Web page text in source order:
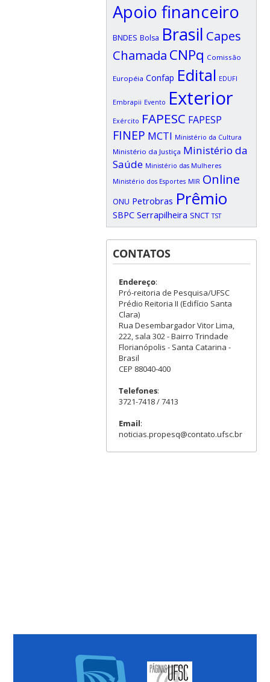
Apoio financeiro
BNDES Bolsa Brasil Capes
Chamada CNPq Comissão
Européia Confap Edital EDUFI
Embrapii Evento Exterior
Exército FAPESC FAPESP
FINEP MCTI Ministério da Cultura
Ministério da Justiça Ministério da
Saúde Ministério das Mulheres
Ministério dos Esportes MIR Online
ONU Petrobras Prêmio
SBPC Serrapilheira SNCT TST
CONTATOS
Endereço:
Pró-reitoria de Pesquisa/UFSC
Prédio Reitoria II (Edifício Santa
Clara)
Rua Desembargador Vitor Lima,
222, sala 302 - Bairro Trindade
Florianópolis - Santa Catarina -
Brasil
CEP 88040-400
Telefones:
3721-7418 / 7413
Email:
noticias.propesq@contato.ufsc.br